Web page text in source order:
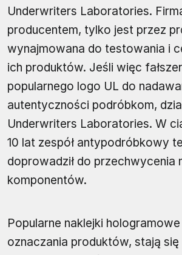
Underwriters Laboratories.
producentem, tylko jest przez
wynajmowana do testowania i
ich produktów. Jeśli więc
popularnego logo UL do
autentyczności podróbkom,
Underwriters Laboratories. W
10 lat zespół antypodróbkowy
doprowadził do przechwycenia
komponentów.
Popularne naklejki
oznaczania produktów, stają się